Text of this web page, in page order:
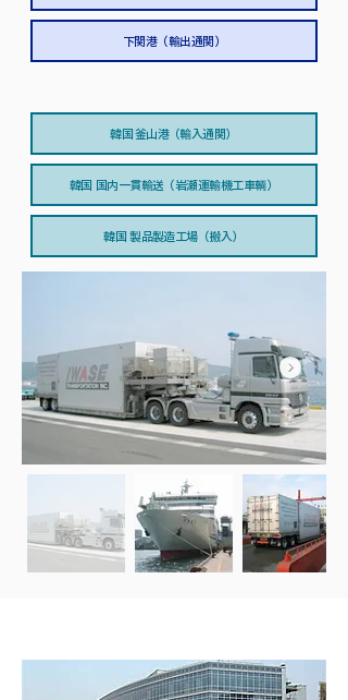
下関港（輸出通関）
韓国 釜山港（輸入通関）
韓国 国内一貫輸送（岩瀬運輸機工車輌）
韓国 製品製造工場（搬入）